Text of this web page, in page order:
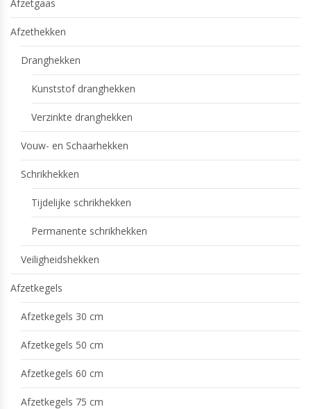
Afzetgaas
Afzethekken
Dranghekken
Kunststof dranghekken
Verzinkte dranghekken
Vouw- en Schaarhekken
Schrikhekken
Tijdelijke schrikhekken
Permanente schrikhekken
Veiligheidshekken
Afzetkegels
Afzetkegels 30 cm
Afzetkegels 50 cm
Afzetkegels 60 cm
Afzetkegels 75 cm